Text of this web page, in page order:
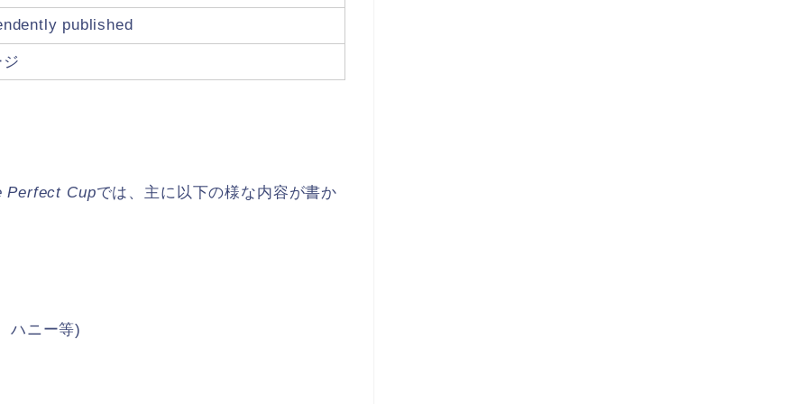
published
Perfect Cupでは、主に以下の様な内容が書か
ハニー等)